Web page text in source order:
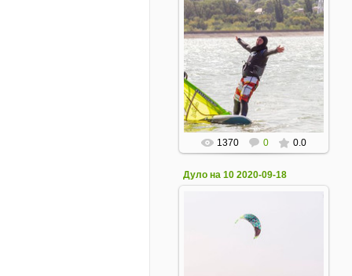
19 Сентября 2020
1370 0 0.0
Дуло на 10 2020-09-18